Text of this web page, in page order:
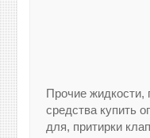
Прочие жидкости,
средства купить
для, притирки